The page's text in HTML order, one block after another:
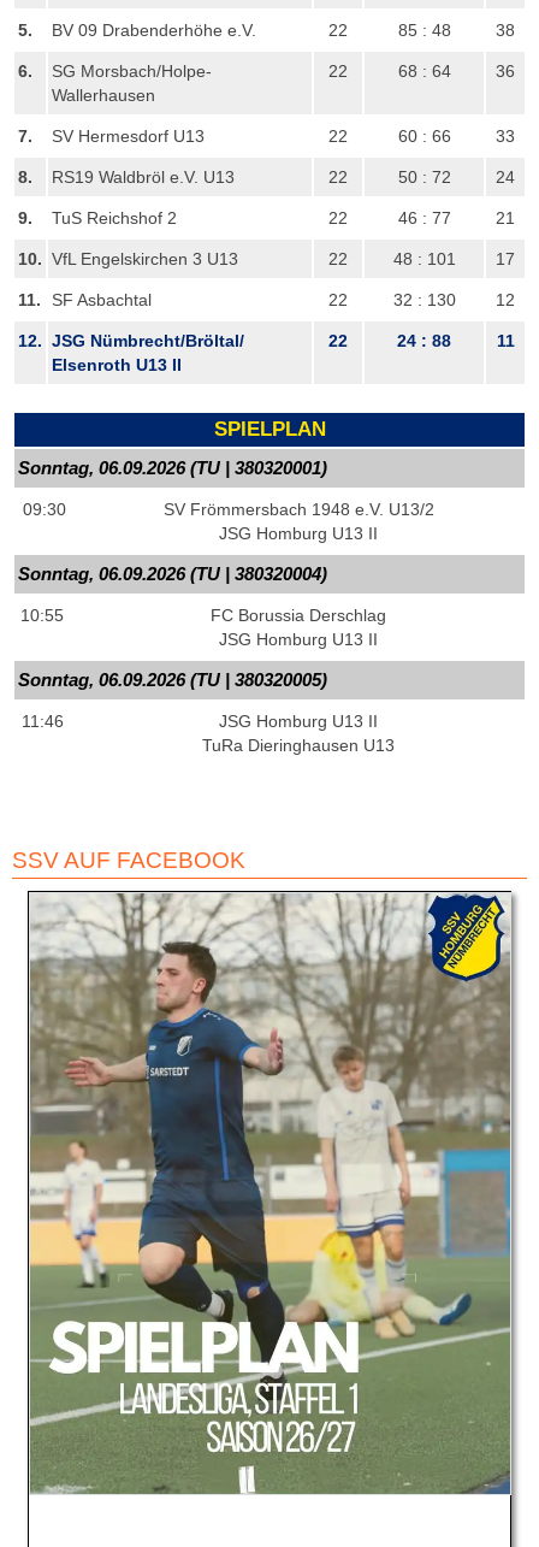
5. BV 09 Drabenderhöhe e.V. 22 85 : 48 38
6.
SG Morsbach/​Holpe-
Wallerhausen
22 68 : 64 36
7. SV Hermesdorf U13 22 60 : 66 33
8. RS19 Waldbröl e.V. U13 22 50 : 72 24
9. TuS Reichshof 2 22 46 : 77 21
10. VfL Engelskirchen 3 U13 22 48 : 101 17
11. SF Asbachtal 22 32 : 130 12
12. JSG Nümbrecht/​Bröltal/​
Elsenroth U13 II
22 24 : 88 11
SPIELPLAN
Sonntag, 06.09.2026 (TU | 380320001)
09:30
SV Frömmersbach 1948 e.V. U13/​2
JSG Homburg U13 II
Sonntag, 06.09.2026 (TU | 380320004)
10:55
FC Borussia Derschlag
JSG Homburg U13 II
Sonntag, 06.09.2026 (TU | 380320005)
11:46
JSG Homburg U13 II
TuRa Dieringhausen U13
SSV AUF FACEBOOK